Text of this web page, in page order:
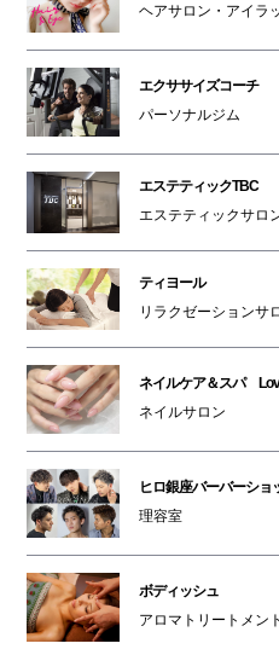
ヘアサロン・アイラ
エクササイズコーチ
パーソナルジム
エステティックTBC
エステティックサロ
ティヨール
リラクゼーションサ
ネイルケア＆スパ
ネイルサロン
ヒロ銀座バーバーショ
理容室
ボディッシュ
アロマトリートメント